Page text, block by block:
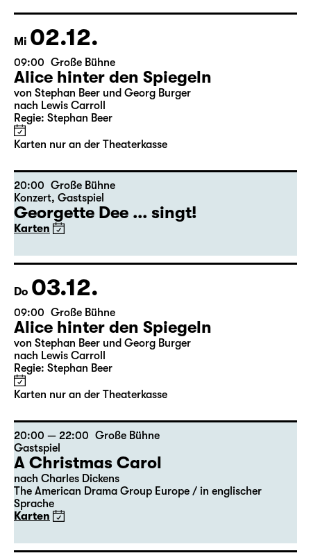
mit Audiodeskription
Alice hinter den Spiegeln
von Stephan Beer und Georg Burger
nach Lewis Carroll
Regie: Stephan Beer
Karten nur an der Theaterkasse
20:00 Große Bühne
The Düsseldorf Düsterboys
Duo Duo
Karten
Auftragswerk des Schauspiel Leipzig
OST (UA)
von Wolfram Höll
Regie: Thirza Bruncken
Ausverkauft
evtl. Restkarten
an der Abendkasse
Sa 12.12.
15:00 Große Bühne
Alice hinter den Spiegeln
von Stephan Beer und Georg Burger
nach Lewis Carroll
Regie: Stephan Beer
Geschlossene Veranstaltung